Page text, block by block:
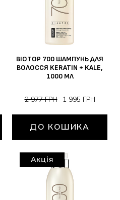
BIOTOP 700 ШАМПУНЬ ДЛЯ
ВОЛОССЯ KERATIN + KALE,
1000 МЛ
2 977 ГРН 1 995 ГРН
ДО КОШИКА
Акція